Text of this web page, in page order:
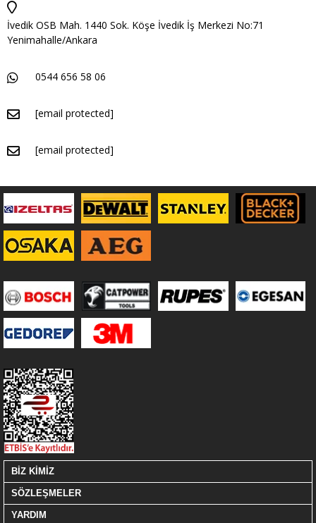
İvedik OSB Mah. 1440 Sok. Köşe İvedik İş Merkezi No:71
Yenimahalle/Ankara
0544 656 58 06
[email protected]
[email protected]
BİZ KİMİZ
SÖZLEŞMELER
YARDIM